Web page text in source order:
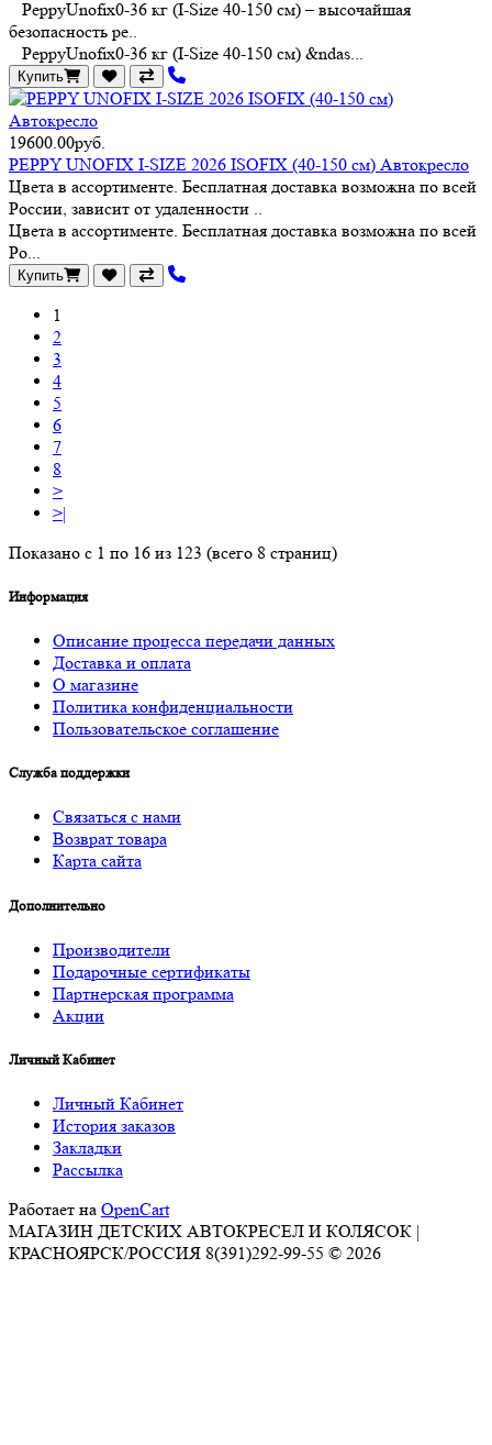
PeppyUnofix0-36 кг (I-Size 40-150 см) – высочайшая
безопасность ре..
PeppyUnofix0-36 кг (I-Size 40-150 см) &ndas...
Купить
19600.00руб.
PEPPY UNOFIX I-SIZE 2026 ISOFIX (40-150 см) Автокресло
Цвета в ассортименте. Бесплатная доставка возможна по всей
России, зависит от удаленности ..
Цвета в ассортименте. Бесплатная доставка возможна по всей
Ро...
Купить
1
2
3
4
5
6
7
8
>
>|
Показано с 1 по 16 из 123 (всего 8 страниц)
Информация
Описание процесса передачи данных
Доставка и оплата
О магазине
Политика конфиденциальности
Пользовательское соглашение
Служба поддержки
Связаться с нами
Возврат товара
Карта сайта
Дополнительно
Производители
Подарочные сертификаты
Партнерская программа
Акции
Личный Кабинет
Личный Кабинет
История заказов
Закладки
Рассылка
Работает на OpenCart
МАГАЗИН ДЕТСКИХ АВТОКРЕСЕЛ И КОЛЯСОК |
КРАСНОЯРСК/РОССИЯ 8(391)292-99-55 © 2026